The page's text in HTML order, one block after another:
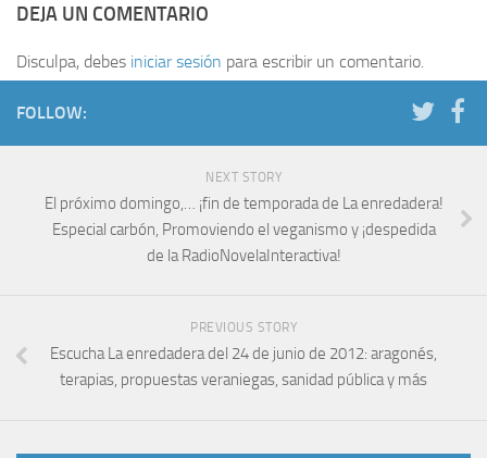
DEJA UN COMENTARIO
Disculpa, debes iniciar sesión para escribir un comentario.
FOLLOW:
NEXT STORY
El próximo domingo,… ¡fin de temporada de La enredadera!
Especial carbón, Promoviendo el veganismo y ¡despedida
de la RadioNovelaInteractiva!
PREVIOUS STORY
Escucha La enredadera del 24 de junio de 2012: aragonés,
terapias, propuestas veraniegas, sanidad pública y más